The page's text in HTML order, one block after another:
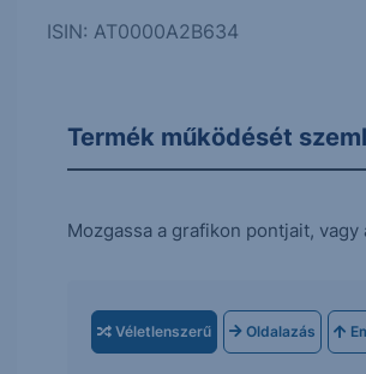
ISIN: AT0000A2B634
Termék működését
Mozgassa a grafikon pontjait,
Véletlenszerű Oldalazás